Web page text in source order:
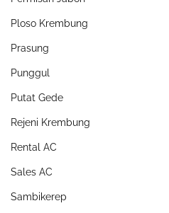
Ploso Krembung
Prasung
Punggul
Putat Gede
Rejeni Krembung
Rental AC
Sales AC
Sambikerep